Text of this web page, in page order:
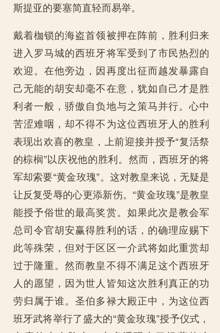
斯提亚的要塞简直轻而易举。
戴着枷锁的海盗首领被押在阵前，胜利归来
进入罗马城的西班牙将军受到了市民热烈的
欢迎。在他旁边，因再度出征而越发暴露自
己无能的胡安却毫不在意，犹如自己才是胜
利者一般，骄傲自负地与之策马并行。心中
苦涩难咽，却不得不为这位西班牙人的胜利
表现出欢喜的教皇，上前迎接并授予“复活祭
的棕榈”以庆祝他的胜利。然而，西班牙的将
军却索要“黄金玫瑰”。这对教皇来说，无疑是
让反复受辱的心更添新伤。“黄金玫瑰”是教皇
能授予俗世的最高奖赏。如果此次是教会军
总司令官胡安赢得胜利的话，的确理应赐下
此等殊荣，但对于区区一介武将如此重赏却
过于隆重。然而教皇不得不满足这个西班牙
人的愿望，因为世人皆知这次胜利真正的功
劳归属于谁。圣伯多禄大殿正中，为这位西
班牙武将举行了盛大的“黄金玫瑰”授予仪式，